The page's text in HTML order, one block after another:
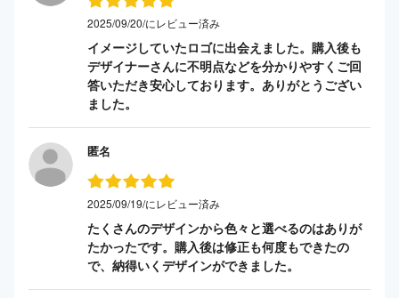
2025/09/20/にレビュー済み
イメージしていたロゴに出会えました。購入後も
デザイナーさんに不明点などを分かりやすくご回
答いただき安心しております。ありがとうござい
ました。
匿名
2025/09/19/にレビュー済み
たくさんのデザインから色々と選べるのはありが
たかったです。購入後は修正も何度もできたの
で、納得いくデザインができました。